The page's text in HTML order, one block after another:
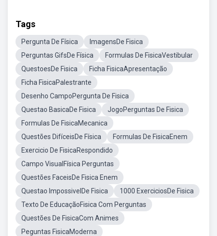
Tags
Pergunta De Física
ImagensDe Fisica
Perguntas GifsDe Física
Formulas De FisicaVestibular
QuestoesDe Fisica
Ficha FisicaApresentação
Ficha FisicaPalestrante
Desenho CampoPergunta De Fisica
Questao BasicaDe Fisica
JogoPerguntas De Fisica
Formulas De FisicaMecanica
Questões DifíceisDe Física
Formulas De FisicaEnem
Exercicio De FisicaRespondido
Campo VisualFísica Perguntas
Questões FaceisDe Fisica Enem
Questao ImpossivelDe Fisica
1000 ExerciciosDe Fisica
Texto De EducaçãoFisica Com Perguntas
Questões De FisicaCom Animes
Peguntas FisicaModerna